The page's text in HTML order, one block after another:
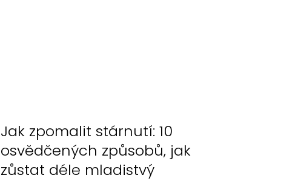
Jak zpomalit stárnutí: 10
osvědčených způsobů, jak
zůstat déle mladistvý